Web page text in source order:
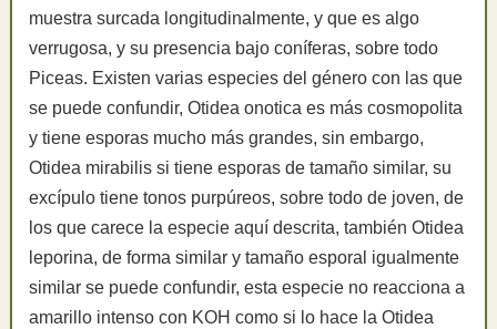
muestra surcada longitudinalmente, y que es algo
verrugosa, y su presencia bajo coníferas, sobre todo
Piceas. Existen varias especies del género con las que
se puede confundir, Otidea onotica es más cosmopolita
y tiene esporas mucho más grandes, sin embargo,
Otidea mirabilis si tiene esporas de tamaño similar, su
excípulo tiene tonos purpúreos, sobre todo de joven, de
los que carece la especie aquí descrita, también Otidea
leporina, de forma similar y tamaño esporal igualmente
similar se puede confundir, esta especie no reacciona a
amarillo intenso con KOH como si lo hace la Otidea